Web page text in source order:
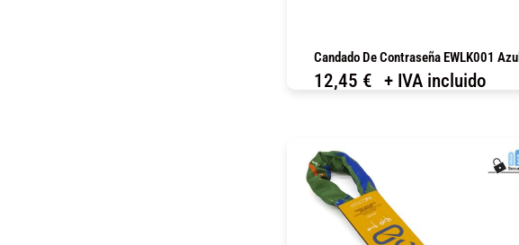
Candado De Contraseña EWLK001 Azul
12,45 € + IVA incluido